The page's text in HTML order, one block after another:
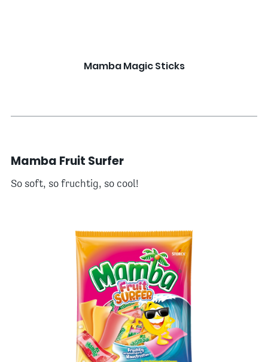
Mamba Magic Sticks
Mamba Fruit Surfer
So soft, so fruchtig, so cool!
Mamba Fruit Surfer